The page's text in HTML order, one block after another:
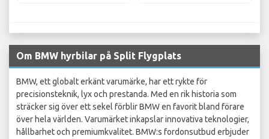
Om BMW hyrbilar på Split Flygplats
BMW, ett globalt erkänt varumärke, har ett rykte för
precisionsteknik, lyx och prestanda. Med en rik historia som
sträcker sig över ett sekel förblir BMW en favorit bland förare
över hela världen. Varumärket inkapslar innovativa teknologier,
hållbarhet och premiumkvalitet. BMW:s fordonsutbud erbjuder